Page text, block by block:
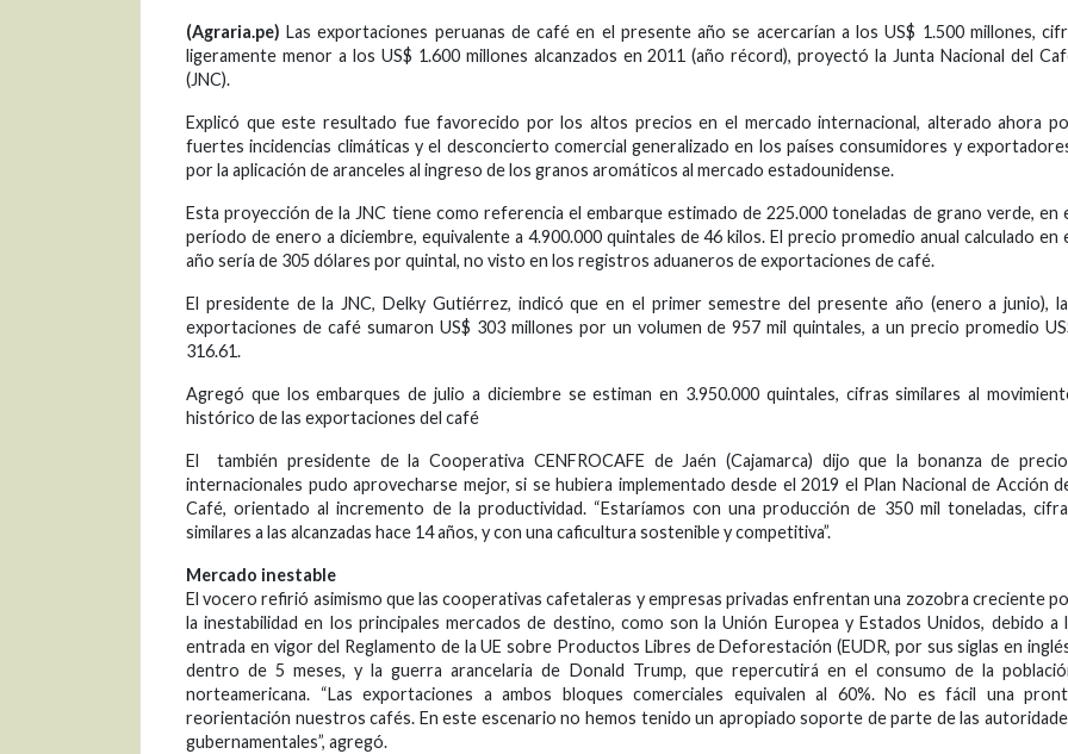
(Agraria.pe) Las exportaciones peruanas de café en el presente año se acercarían a los US$ 1.500 millones,
ligeramente menor a los US$ 1.600 millones alcanzados en 2011 (año récord), proyectó la Junta Nacional del
(JNC).
Explicó que este resultado fue favorecido por los altos precios en el mercado internacional, alterado ahora
fuertes incidencias climáticas y el desconcierto comercial generalizado en los países consumidores y
por la aplicación de aranceles al ingreso de los granos aromáticos al mercado estadounidense.
Esta proyección de la JNC tiene como referencia el embarque estimado de 225.000 toneladas de grano verde, en
período de enero a diciembre, equivalente a 4.900.000 quintales de 46 kilos. El precio promedio anual calculado en
año sería de 305 dólares por quintal, no visto en los registros aduaneros de exportaciones de café.
El presidente de la JNC, Delky Gutiérrez, indicó que en el primer semestre del presente año (enero a junio),
exportaciones de café sumaron US$ 303 millones por un volumen de 957 mil quintales, a un precio promedio
316.61.
Agregó que los embarques de julio a diciembre se estiman en 3.950.000 quintales, cifras similares al
histórico de las exportaciones del café
El también presidente de la Cooperativa CENFROCAFE de Jaén (Cajamarca) dijo que la bonanza de
internacionales pudo aprovecharse mejor, si se hubiera implementado desde el 2019 el Plan Nacional de Acción
Café, orientado al incremento de la productividad. “Estaríamos con una producción de 350 mil toneladas,
similares a las alcanzadas hace 14 años, y con una caficultura sostenible y competitiva”.
Mercado inestable
El vocero refirió asimismo que las cooperativas cafetaleras y empresas privadas enfrentan una zozobra creciente
la inestabilidad en los principales mercados de destino, como son la Unión Europea y Estados Unidos, debido a
entrada en vigor del Reglamento de la UE sobre Productos Libres de Deforestación (EUDR, por sus siglas en
dentro de 5 meses, y la guerra arancelaria de Donald Trump, que repercutirá en el consumo de la
norteamericana. “Las exportaciones a ambos bloques comerciales equivalen al 60%. No es fácil una
reorientación nuestros cafés. En este escenario no hemos tenido un apropiado soporte de parte de las
gubernamentales”, agregó.